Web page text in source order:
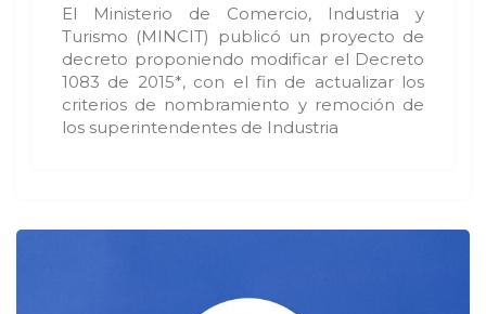
El Ministerio de Comercio, Industria y
Turismo (MINCIT) publicó un proyecto de
decreto proponiendo modificar el Decreto
1083 de 2015*, con el fin de actualizar los
criterios de nombramiento y remoción de
los superintendentes de Industria